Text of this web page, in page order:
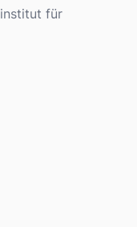
für